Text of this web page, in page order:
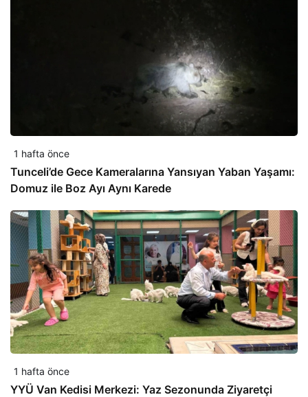
1 hafta önce
Tunceli’de Gece Kameralarına Yansıyan Yaban Yaşamı:
Domuz ile Boz Ayı Aynı Karede
1 hafta önce
YYÜ Van Kedisi Merkezi: Yaz Sezonunda Ziyaretçi